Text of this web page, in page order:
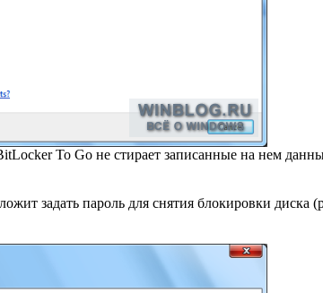
To Go не стирает записанные на нем
задать пароль для снятия блокировки диска